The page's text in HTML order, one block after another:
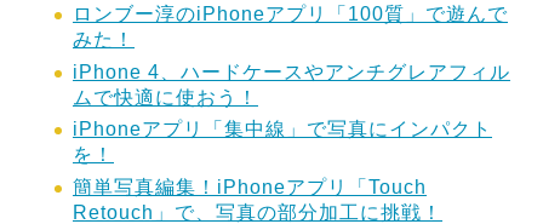
ロンブー淳のiPhoneアプリ「100質」で遊んで
みた！
iPhone 4、ハードケースやアンチグレアフィル
ムで快適に使おう！
iPhoneアプリ「集中線」で写真にインパクト
を！
簡単写真編集！iPhoneアプリ「Touch
Retouch」で、写真の部分加工に挑戦！